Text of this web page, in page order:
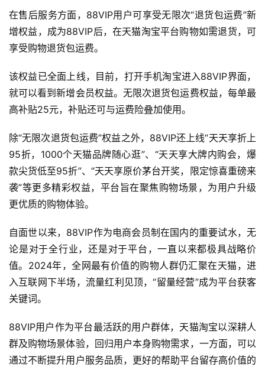
在售后服务方面，88VIP用户可享受无限次“退货包运费”新
增权益，成为88VIP后，在天猫淘宝平台购物如需退货，可
享受购物退货包运费。
该权益已全面上线，目前，打开手机淘宝进入88VIP界面，
就可以看到新增会员权益。无限次退货包运费权益，每单最
高补贴25元，补贴还可与运费险叠加使用。
除“无限次退货包运费”权益之外，88VIP还上线“天天享折上
95折，1000个天猫品牌随心逛”、“天天享大牌内购会，爆
款尖货低至95折”、“天天享原价茅台开奖，限定惊喜重磅来
袭”等更多精彩权益，平台旨在聚焦购物场景，为用户升级
更优质的购物体验。
自面世以来，88VIP作为电商会员制在国内的重要试水，无
论是对于全行业，还是对于平台，一直以来都极具战略价
值。2024年，全网最有价值的购物人群仍汇聚在天猫，进
入互联网下半场，流量红利见顶，“留量经营”成为平台获客
关键词。
88VIP用户作为平台最活跃的用户群体，天猫淘宝以深耕人
群及购物场景体验，回归用户本身购物需求，一方面，可以
通过不断提升用户服务品质，更好的帮助平台留存高价值的